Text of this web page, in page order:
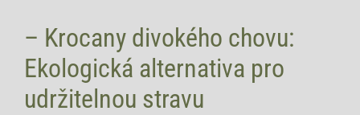
– Krocany divokého chovu:
Ekologická alternativa pro
udržitelnou stravu